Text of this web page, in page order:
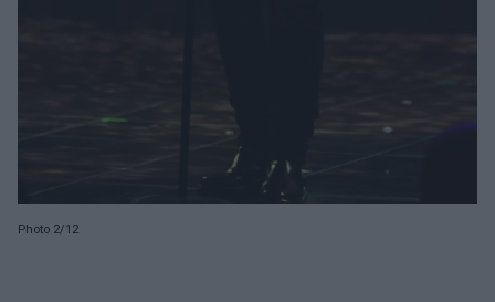
Photo 2/12